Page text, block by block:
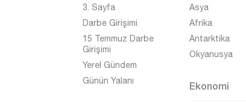
Tunceli
Uşak
Van
Yalova
3. Sayfa
Darbe Girişimi
15 Temmuz Darbe
Girişimi
Yerel Gündem
Günün Yalanı
Asya
Afrika
Antarktika
Okyanusya
Ekonomi